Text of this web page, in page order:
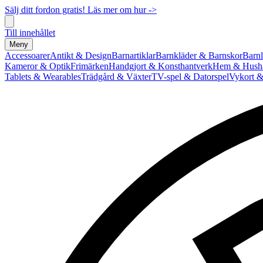
Sälj ditt fordon gratis! Läs mer om hur ->
Till innehållet
Meny
AccessoarerAntikt & DesignBarnartiklarBarnkläder & Barnskor
Kameror & OptikFrimärkenHandgjort & KonsthantverkHem &
Tablets & WearablesTrädgård & VäxterTV-spel & DatorspelVykort